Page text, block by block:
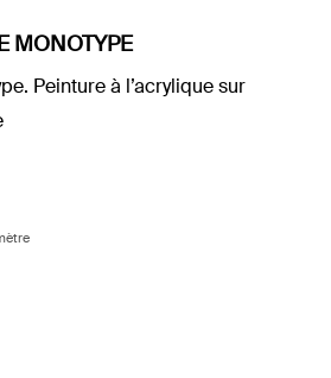
MONOTYPE
Peinture à l’acrylique sur